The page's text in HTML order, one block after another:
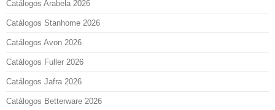
Catálogos Arabela 2026
Catálogos Stanhome 2026
Catálogos Avon 2026
Catálogos Fuller 2026
Catálogos Jafra 2026
Catálogos Betterware 2026